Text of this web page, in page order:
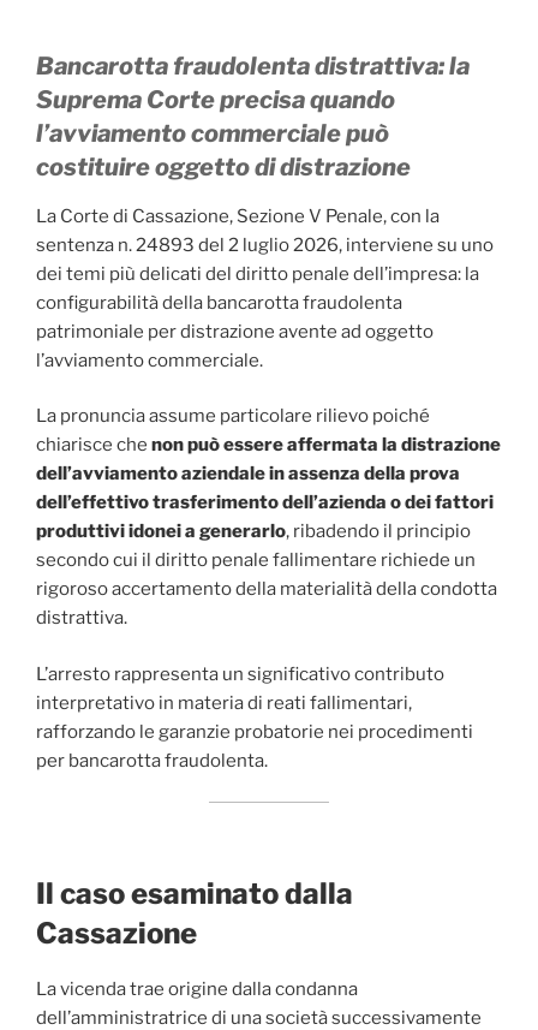
Bancarotta fraudolenta distrattiva: la
Suprema Corte precisa quando
l’avviamento commerciale può
costituire oggetto di distrazione
La Corte di Cassazione, Sezione V Penale, con la
sentenza n. 24893 del 2 luglio 2026, interviene su uno
dei temi più delicati del diritto penale dell’impresa: la
configurabilità della bancarotta fraudolenta
patrimoniale per distrazione avente ad oggetto
l’avviamento commerciale.
La pronuncia assume particolare rilievo poiché
chiarisce che non può essere affermata la distrazione
dell’avviamento aziendale in assenza della prova
dell’effettivo trasferimento dell’azienda o dei fattori
produttivi idonei a generarlo, ribadendo il principio
secondo cui il diritto penale fallimentare richiede un
rigoroso accertamento della materialità della condotta
distrattiva.
L’arresto rappresenta un significativo contributo
interpretativo in materia di reati fallimentari,
rafforzando le garanzie probatorie nei procedimenti
per bancarotta fraudolenta.
Il caso esaminato dalla
Cassazione
La vicenda trae origine dalla condanna
dell’amministratrice di una società successivamente